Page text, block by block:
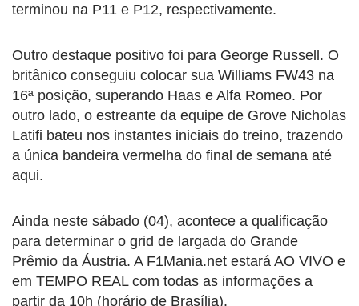
terminou na P11 e P12, respectivamente.
Outro destaque positivo foi para George Russell. O
britânico conseguiu colocar sua Williams FW43 na
16ª posição, superando Haas e Alfa Romeo. Por
outro lado, o estreante da equipe de Grove Nicholas
Latifi bateu nos instantes iniciais do treino, trazendo
a única bandeira vermelha do final de semana até
aqui.
Ainda neste sábado (04), acontece a qualificação
para determinar o grid de largada do Grande
Prêmio da Áustria. A F1Mania.net estará AO VIVO e
em TEMPO REAL com todas as informações a
partir da 10h (horário de Brasília).